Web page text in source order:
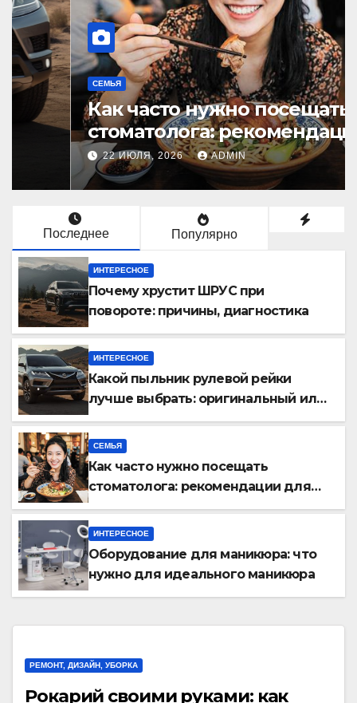
СЕМЬЯ
Как часто нужно посещать
стоматолога: рекомендации
для здоровья зубов
22 ИЮЛЯ, 2026 ADMIN
Последнее Популярно
ИНТЕРЕСНОЕ
Почему хрустит ШРУС при
повороте: причины, диагностика
ИНТЕРЕСНОЕ
Какой пыльник рулевой рейки
лучше выбрать: оригинальный или
аналог, резина или полиуретан
СЕМЬЯ
Как часто нужно посещать
стоматолога: рекомендации для
здоровья зубов
ИНТЕРЕСНОЕ
Оборудование для маникюра: что
нужно для идеального маникюра
РЕМОНТ, ДИЗАЙН, УБОРКА
Рокарий своими руками: как